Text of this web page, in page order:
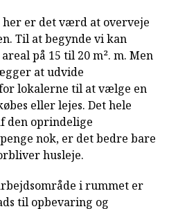
er det værd at overveje
Til at begynde vi kan
på 15 til 20 m². m. Men
at udvide
lokalerne til at vælge en
eller lejes. Det hele
den oprindelige
nok, er det bedre bare
husleje.
i rummet er
til opbevaring og